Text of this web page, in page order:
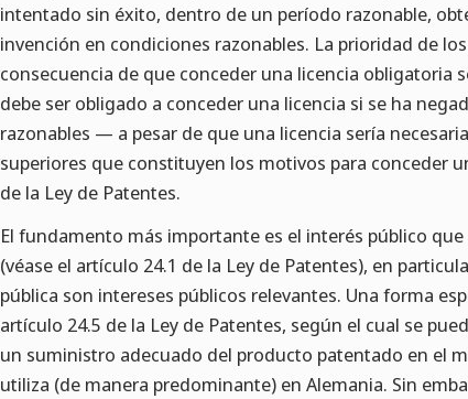
intentado sin éxito, dentro de un período razonable,
invención en condiciones razonables. La prioridad de
consecuencia de que conceder una licencia obligatoria
debe ser obligado a conceder una licencia si se ha
razonables — a pesar de que una licencia sería
superiores que constituyen los motivos para conceder
de la Ley de Patentes.
El fundamento más importante es el interés público
(véase el artículo 24.1 de la Ley de Patentes), en
pública son intereses públicos relevantes. Una forma
artículo 24.5 de la Ley de Patentes, según el cual se
un suministro adecuado del producto patentado en el
utiliza (de manera predominante) en Alemania. Sin